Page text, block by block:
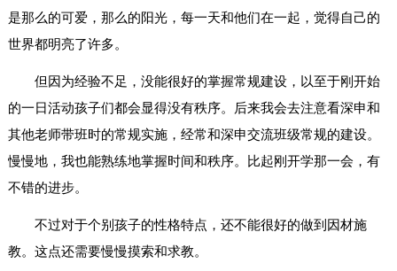
是那么的可爱，那么的阳光，每一天和他们在一起，觉得自己的
世界都明亮了许多。
但因为经验不足，没能很好的掌握常规建设，以至于刚开始
的一日活动孩子们都会显得没有秩序。后来我会去注意看深申和
其他老师带班时的常规实施，经常和深申交流班级常规的建设。
慢慢地，我也能熟练地掌握时间和秩序。比起刚开学那一会，有
不错的进步。
不过对于个别孩子的性格特点，还不能很好的做到因材施
教。这点还需要慢慢摸索和求教。